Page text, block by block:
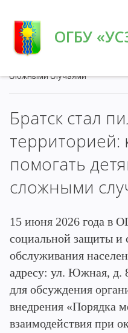
ОГБУ
Главная
сложными случаями
Братск стал
территорией:
помогать
сложными
15 июня 2026 года в
социальной защиты и
обслуживания
адресу: ул. Южная, д.
для обсуждения
внедрения «Порядка
взаимодействия при